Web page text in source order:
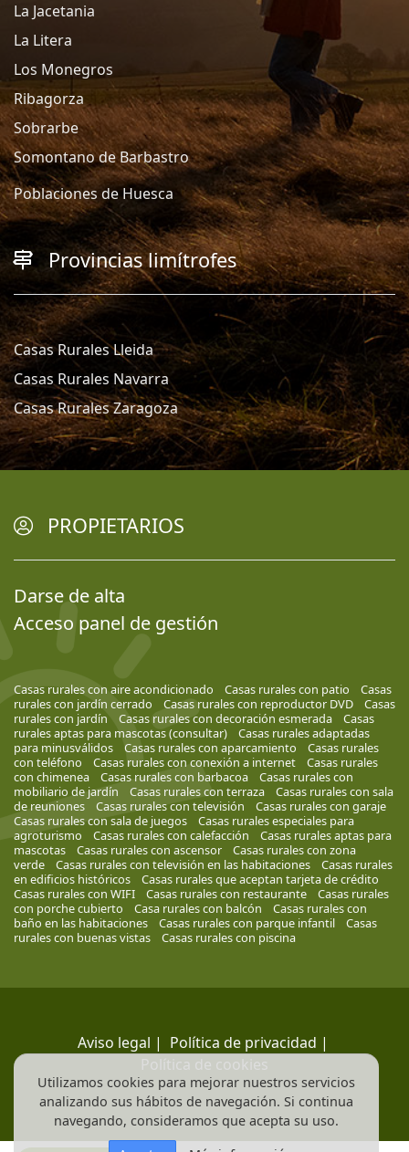
La Jacetania
La Litera
Los Monegros
Ribagorza
Sobrarbe
Somontano de Barbastro
Poblaciones de Huesca
Provincias limítrofes
Casas Rurales Lleida
Casas Rurales Navarra
Casas Rurales Zaragoza
PROPIETARIOS
Darse de alta
Acceso panel de gestión
Casas rurales con aire acondicionado Casas rurales con patio
Casas
rurales con jardín cerrado
Casas rurales con reproductor DVD
Casas
rurales con jardín
Casas rurales con decoración esmerada
Casas
rurales aptas para mascotas (consultar)
Casas rurales adaptadas
para minusválidos
Casas rurales con aparcamiento
Casas rurales
con teléfono
Casas rurales con conexión a internet
Casas rurales
con chimenea
Casas rurales con barbacoa
Casas rurales con
mobiliario de jardín
Casas rurales con terraza
Casas rurales con sala
de reuniones
Casas rurales con televisión
Casas rurales con garaje
Casas rurales con sala de juegos
Casas rurales especiales para
agroturismo
Casas rurales con calefacción
Casas rurales aptas para
mascotas
Casas rurales con ascensor
Casas rurales con zona
verde
Casas rurales con televisión en las habitaciones
Casas rurales
en edificios históricos
Casas rurales que aceptan tarjeta de crédito
Casas rurales con WIFI
Casas rurales con restaurante
Casas rurales
con porche cubierto
Casa rurales con balcón
Casas rurales con
baño en las habitaciones
Casas rurales con parque infantil
Casas
rurales con buenas vistas
Casas rurales con piscina
Aviso legal | Política de privacidad |
Política de cookies
Utilizamos cookies para mejorar nuestros servicios
analizando sus hábitos de navegación. Si continua
navegando, consideramos que acepta su uso.